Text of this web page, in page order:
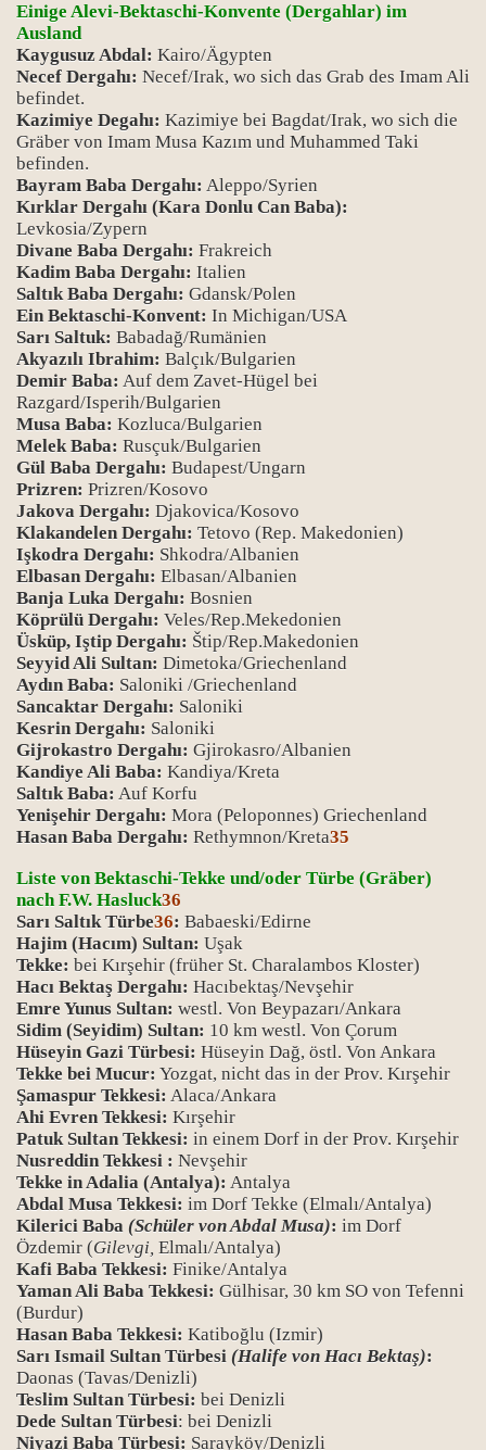
Einige Alevi-Bektaschi-Konvente (Dergahlar) im
Ausland
Kaygusuz Abdal: Kairo/Ägypten
Necef Dergahı: Necef/Irak, wo sich das Grab des Imam Ali
befindet.
Kazimiye Degahı: Kazimiye bei Bagdat/Irak, wo sich die
Gräber von Imam Musa Kazım und Muhammed Taki
befinden.
Bayram Baba Dergahı: Aleppo/Syrien
Kırklar Dergahı (Kara Donlu Can Baba):
Levkosia/Zypern
Divane Baba Dergahı: Frakreich
Kadim Baba Dergahı: Italien
Saltık Baba Dergahı: Gdansk/Polen
Ein Bektaschi-Konvent: In Michigan/USA
Sarı Saltuk: Babadağ/Rumänien
Akyazılı Ibrahim: Balçık/Bulgarien
Demir Baba: Auf dem Zavet-Hügel bei
Razgard/Isperih/Bulgarien
Musa Baba: Kozluca/Bulgarien
Melek Baba: Rusçuk/Bulgarien
Gül Baba Dergahı: Budapest/Ungarn
Prizren: Prizren/Kosovo
Jakova Dergahı: Djakovica/Kosovo
Klakandelen Dergahı: Tetovo (Rep. Makedonien)
Işkodra Dergahı: Shkodra/Albanien
Elbasan Dergahı: Elbasan/Albanien
Banja Luka Dergahı: Bosnien
Köprülü Dergahı: Veles/Rep.Mekedonien
Üsküp, Iştip Dergahı: Štip/Rep.Makedonien
Seyyid Ali Sultan: Dimetoka/Griechenland
Aydın Baba: Saloniki /Griechenland
Sancaktar Dergahı: Saloniki
Kesrin Dergahı: Saloniki
Gijrokastro Dergahı: Gjirokasro/Albanien
Kandiye Ali Baba: Kandiya/Kreta
Saltık Baba: Auf Korfu
Yenişehir Dergahı: Mora (Peloponnes) Griechenland
Hasan Baba Dergahı: Rethymnon/Kreta35
Liste von Bektaschi-Tekke und/oder Türbe (Gräber)
nach F.W. Hasluck36
Sarı Saltık Türbe36: Babaeski/Edirne
Hajim (Hacım) Sultan: Uşak
Tekke: bei Kırşehir (früher St. Charalambos Kloster)
Hacı Bektaş Dergahı: Hacıbektaş/Nevşehir
Emre Yunus Sultan: westl. Von Beypazarı/Ankara
Sidim (Seyidim) Sultan: 10 km westl. Von Çorum
Hüseyin Gazi Türbesi: Hüseyin Dağ, östl. Von Ankara
Tekke bei Mucur: Yozgat, nicht das in der Prov. Kırşehir
Şamaspur Tekkesi: Alaca/Ankara
Ahi Evren Tekkesi: Kırşehir
Patuk Sultan Tekkesi: in einem Dorf in der Prov. Kırşehir
Nusreddin Tekkesi : Nevşehir
Tekke in Adalia (Antalya): Antalya
Abdal Musa Tekkesi: im Dorf Tekke (Elmalı/Antalya)
Kilerici Baba (Schüler von Abdal Musa): im Dorf
Özdemir (Gilevgi, Elmalı/Antalya)
Kafi Baba Tekkesi: Finike/Antalya
Yaman Ali Baba Tekkesi: Gülhisar, 30 km SO von Tefenni
(Burdur)
Hasan Baba Tekkesi: Katiboğlu (Izmir)
Sarı Ismail Sultan Türbesi (Halife von Hacı Bektaş):
Daonas (Tavas/Denizli)
Teslim Sultan Türbesi: bei Denizli
Dede Sultan Türbesi: bei Denizli
Niyazi Baba Türbesi: Sarayköy/Denizli